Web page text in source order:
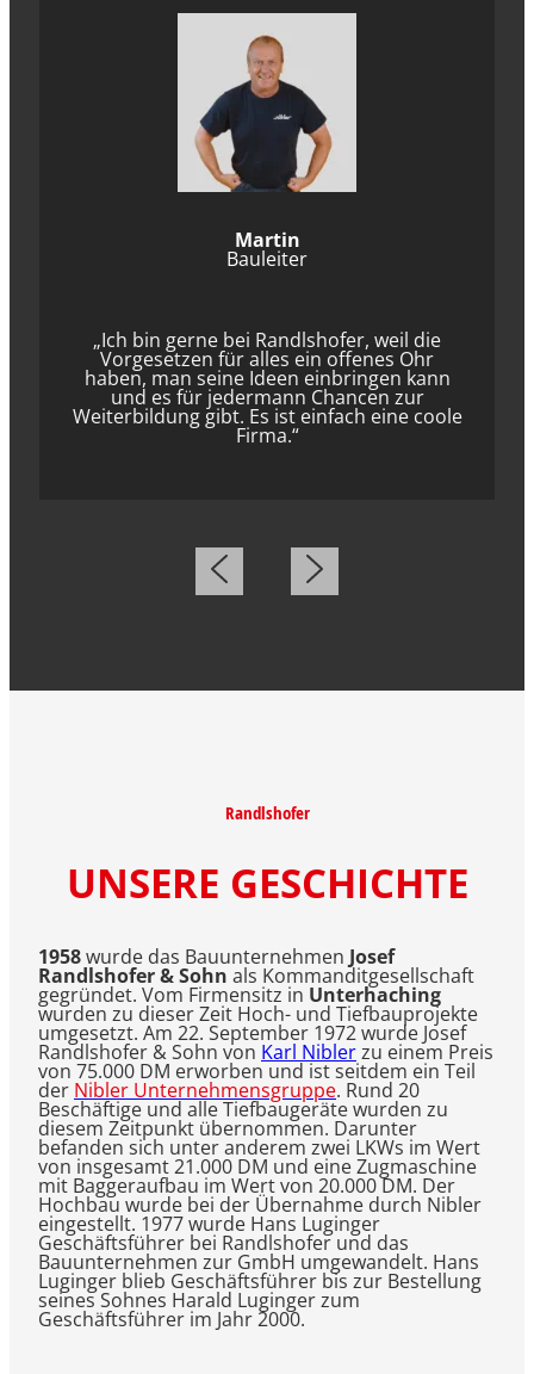
Martin
Bauleiter
„Ich bin gerne bei Randlshofer, weil die
Vorgesetzen für alles ein offenes Ohr
haben, man seine Ideen einbringen kann
und es für jedermann Chancen zur
Weiterbildung gibt. Es ist einfach eine coole
Firma.“
Randlshofer
UNSERE GESCHICHTE
1958wurde das Bauunternehmen Josef
Randlshofer & Sohn als Kommanditgesellschaft
gegründet. Vom Firmensitz in Unterhaching
wurden zu dieser Zeit Hoch- und Tiefbauprojekte
umgesetzt. Am 22. September 1972 wurde Josef
Randlshofer & Sohn von Karl Niblerzu einem Preis
von 75.000 DM erworben und ist seitdem ein Teil
der Nibler Unternehmensgruppe. Rund 20
Beschäftige und alle Tiefbaugeräte wurden zu
diesem Zeitpunkt übernommen. Darunter
befanden sich unter anderem zwei LKWs im Wert
von insgesamt 21.000 DM und eine Zugmaschine
mit Baggeraufbau im Wert von 20.000 DM. Der
Hochbau wurde bei der Übernahme durch Nibler
eingestellt. 1977 wurde Hans Luginger
Geschäftsführer bei Randlshofer und das
Bauunternehmen zur GmbH umgewandelt. Hans
Luginger blieb Geschäftsführer bis zur Bestellung
seines Sohnes Harald Luginger zum
Geschäftsführer im Jahr 2000.